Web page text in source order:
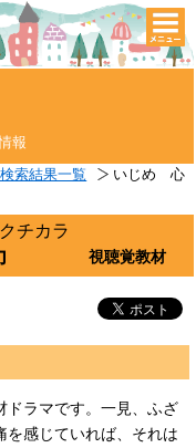
報
索結果一覧
いじめ 心
チカラ
視聴覚教材
ドラマです。一見、ふざ
を感じていれば、それは